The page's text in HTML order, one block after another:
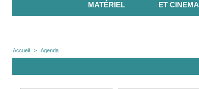
MATÉRIEL
ET CINEMA
Accueil > Agenda